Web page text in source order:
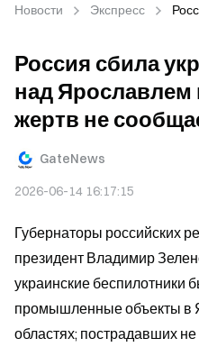
Новости Экспресс
Россия сбила
над Ярославлем
жертв не
GateNews
2026-06-14 16:17:15
Губернаторы российских
президент Владимир
украинские беспилотники
промышленные объекты в
областях; пострадавших